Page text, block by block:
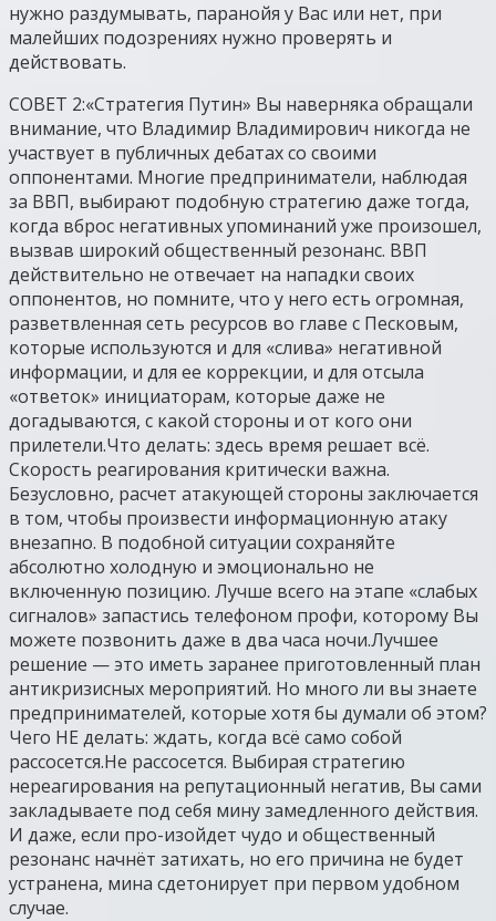
нужно раздумывать, паранойя у Вас или нет, при
малейших подозрениях нужно проверять и
действовать.
СОВЕТ 2:«Стратегия Путин» Вы наверняка обращали
внимание, что Владимир Владимирович никогда не
участвует в публичных дебатах со своими
оппонентами. Многие предприниматели, наблюдая
за ВВП, выбирают подобную стратегию даже тогда,
когда вброс негативных упоминаний уже произошел,
вызвав широкий общественный резонанс. ВВП
действительно не отвечает на нападки своих
оппонентов, но помните, что у него есть огромная,
разветвленная сеть ресурсов во главе с Песковым,
которые используются и для «слива» негативной
информации, и для ее коррекции, и для отсыла
«ответок» инициаторам, которые даже не
догадываются, с какой стороны и от кого они
прилетели.Что делать: здесь время решает всё.
Скорость реагирования критически важна.
Безусловно, расчет атакующей стороны заключается
в том, чтобы произвести информационную атаку
внезапно. В подобной ситуации сохраняйте
абсолютно холодную и эмоционально не
включенную позицию. Лучше всего на этапе «слабых
сигналов» запастись телефоном профи, которому Вы
можете позвонить даже в два часа ночи.Лучшее
решение — это иметь заранее приготовленный план
антикризисных мероприятий. Но много ли вы знаете
предпринимателей, которые хотя бы думали об этом?
Чего НЕ делать: ждать, когда всё само собой
рассосется.Не рассосется. Выбирая стратегию
нереагирования на репутационный негатив, Вы сами
закладываете под себя мину замедленного действия.
И даже, если про-изойдет чудо и общественный
резонанс начнёт затихать, но его причина не будет
устранена, мина сдетонирует при первом удобном
случае.